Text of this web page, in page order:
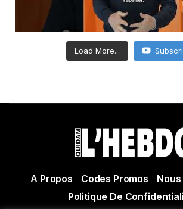
Load More...
A Propos Codes Promos
Politique De